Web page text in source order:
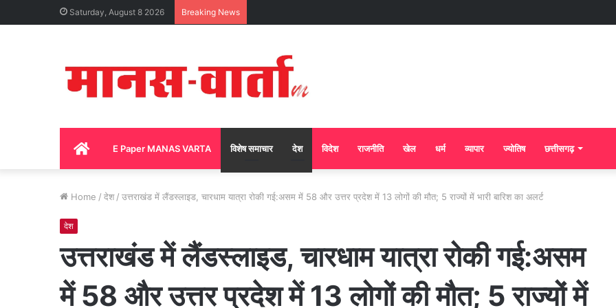
Saturday, August 8 2026 Breaking News
HomeE Paper MANAS VARTA विशेष समाचार देश विदेश राजनीति खेल धर्म व्यापार ज्योतिष छत्तीसगढ़
Home / देश / उत्तराखंड में लैंडस्लाइड, चारधाम यात्रा रोकी गई:असम में 58 और उत्तर प्रदेश में 13 लोगों की मौत; 5 राज्यों में भारी बारिश का अलर्ट
देश
उत्तराखंड में लैंडस्लाइड, चारधाम यात्रा रोकी गई:असम
में 58 और उत्तर प्रदेश में 13 लोगों की मौत; 5 राज्यों में